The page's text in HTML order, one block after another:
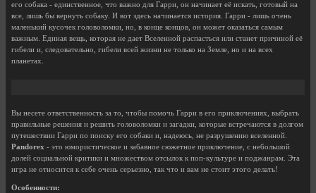
его собака - единственное, что важно для Гарри, он начинает её искать, готовый на
все, лишь бы вернуть собаку. И вот здесь начинается история. Гарри - лишь очень
маленький кусочек головоломки, но, в конце концов, он может оказаться самым
важным. Единая вещь, которая не дает Вселенной распасться или станет причиной её
гибели и, следовательно, гибели всей жизни не только на Земле, но и на всех
планетах.
Вы несете ответственность за то, чтобы помочь Гарри в его приключениях, выбрать
правильные решения и решить головоломки и загадки, которые встречаются в долгом
путешествии Гарри по поиску его собаки и, надеюсь, не разрушению вселенной.
Pandorex - это юмористическое и забавное сюжетное приключение, с небольшой
долей социальной критики и множеством отсылок к поп-культуре и поджанрам. Эта
игра не относится к себе очень серьезно, так что и вам не стоит этого делать!
Особенности: